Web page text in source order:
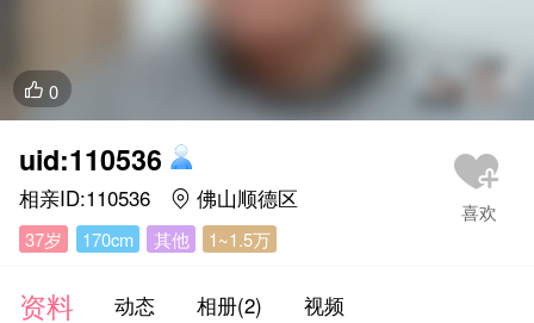
 0
uid:110536
相亲ID:110536  佛山顺德区
37岁 170cm 其他 1~1.5万
资料 动态 相册(2) 视频